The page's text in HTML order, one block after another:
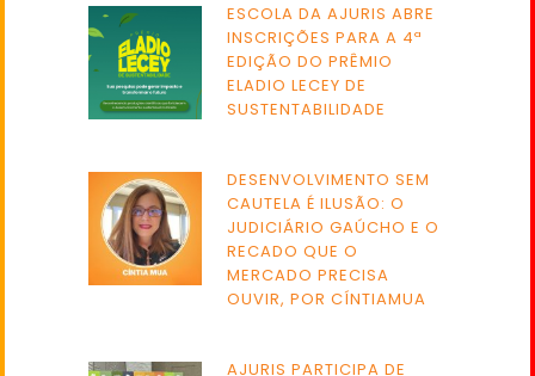
ESCOLA DA AJURIS ABRE
INSCRIÇÕES PARA A 4ª
EDIÇÃO DO PRÊMIO
ELADIO LECEY DE
SUSTENTABILIDADE
DESENVOLVIMENTO SEM
CAUTELA É ILUSÃO: O
JUDICIÁRIO GAÚCHO E O
RECADO QUE O
MERCADO PRECISA
OUVIR, POR CÍNTIAMUA
AJURIS PARTICIPA DE